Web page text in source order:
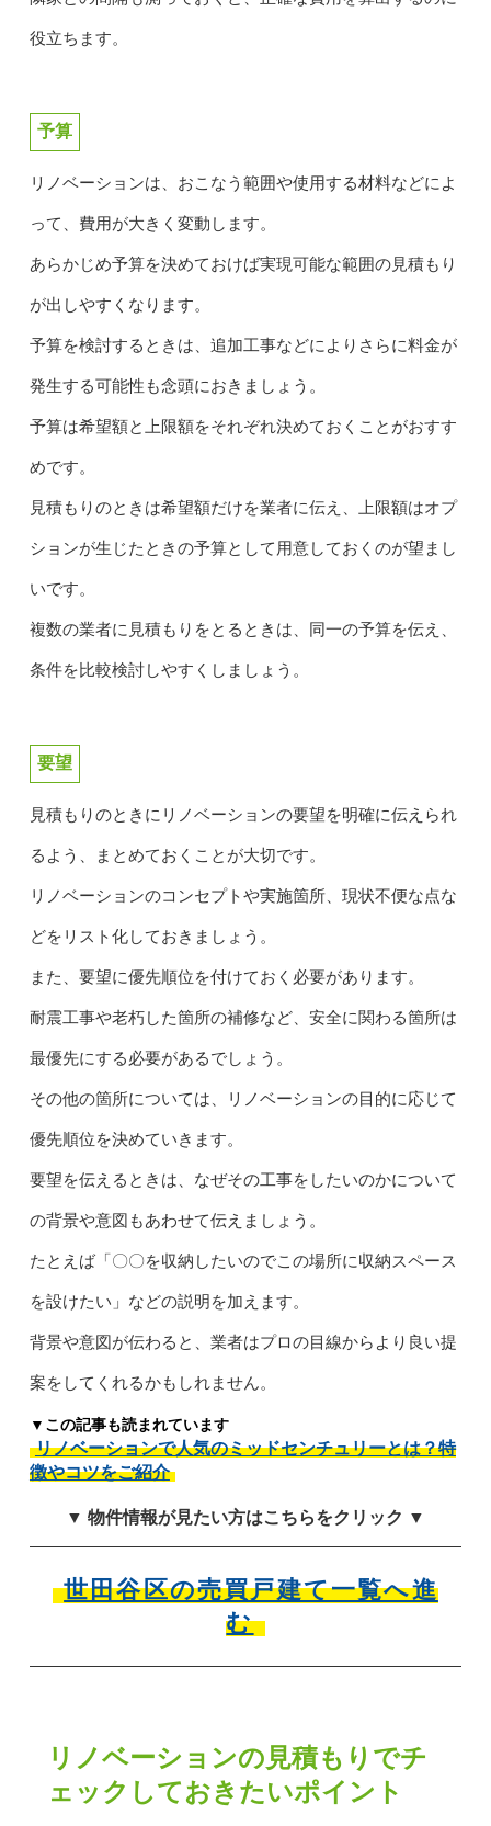
役立ちます。
予算
リノベーションは、おこなう範囲や使用する材料などによ
って、費用が大きく変動します。
あらかじめ予算を決めておけば実現可能な範囲の見積もり
が出しやすくなります。
予算を検討するときは、追加工事などによりさらに料金が
発生する可能性も念頭におきましょう。
予算は希望額と上限額をそれぞれ決めておくことがおすす
めです。
見積もりのときは希望額だけを業者に伝え、上限額はオプ
ションが生じたときの予算として用意しておくのが望まし
いです。
複数の業者に見積もりをとるときは、同一の予算を伝え、
条件を比較検討しやすくしましょう。
要望
見積もりのときにリノベーションの要望を明確に伝えられ
るよう、まとめておくことが大切です。
リノベーションのコンセプトや実施箇所、現状不便な点な
どをリスト化しておきましょう。
また、要望に優先順位を付けておく必要があります。
耐震工事や老朽した箇所の補修など、安全に関わる箇所は
最優先にする必要があるでしょう。
その他の箇所については、リノベーションの目的に応じて
優先順位を決めていきます。
要望を伝えるときは、なぜその工事をしたいのかについて
の背景や意図もあわせて伝えましょう。
たとえば「〇〇を収納したいのでこの場所に収納スペース
を設けたい」などの説明を加えます。
背景や意図が伝わると、業者はプロの目線からより良い提
案をしてくれるかもしれません。
▼この記事も読まれています
リノベーションで人気のミッドセンチュリーとは？特
徴やコツをご紹介
▼ 物件情報が見たい方はこちらをクリック ▼
世田谷区の売買戸建て一覧へ進
む
リノベーションの見積もりでチ
ェックしておきたいポイント